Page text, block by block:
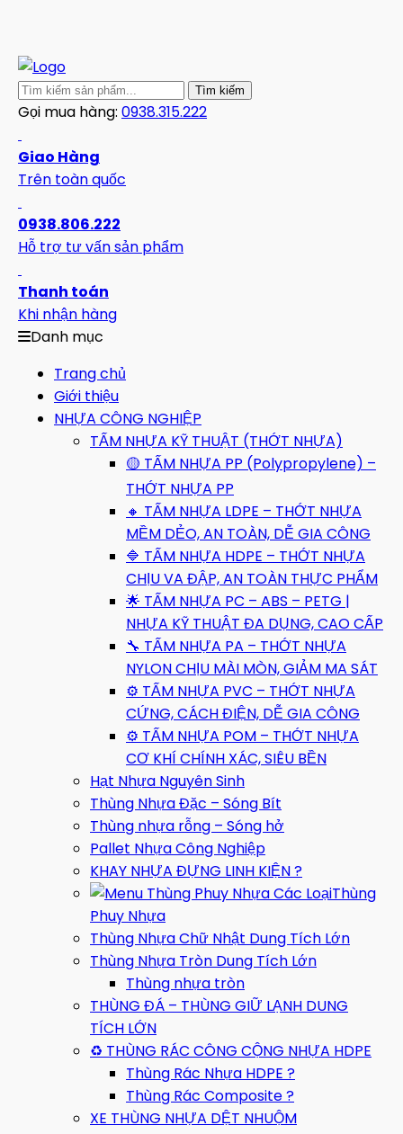
Gọi mua hàng: 0938.315.222
Giao Hàng
Trên toàn quốc
0938.806.222
Hỗ trợ tư vấn sản phẩm
Thanh toán
Khi nhận hàng
Danh mục
Trang chủ
Giới thiệu
NHỰA CÔNG NGHIỆP
TẤM NHỰA KỸ THUẬT (THỚT NHỰA)
🟡 TẤM NHỰA PP (Polypropylene) –
THỚT NHỰA PP
🔸 TẤM NHỰA LDPE – THỚT NHỰA
MỀM DẺO, AN TOÀN, DỄ GIA CÔNG
🔷 TẤM NHỰA HDPE – THỚT NHỰA
CHỊU VA ĐẬP, AN TOÀN THỰC PHẨM
🌟 TẤM NHỰA PC – ABS – PETG |
NHỰA KỸ THUẬT ĐA DỤNG, CAO CẤP
🔧 TẤM NHỰA PA – THỚT NHỰA
NYLON CHỊU MÀI MÒN, GIẢM MA SÁT
⚙️ TẤM NHỰA PVC – THỚT NHỰA
CỨNG, CÁCH ĐIỆN, DỄ GIA CÔNG
⚙️ TẤM NHỰA POM – THỚT NHỰA
CƠ KHÍ CHÍNH XÁC, SIÊU BỀN
Hạt Nhựa Nguyên Sinh
Thùng Nhựa Đặc – Sóng Bít
Thùng nhựa rỗng – Sóng hở
Pallet Nhựa Công Nghiệp
KHAY NHỰA ĐỰNG LINH KIỆN ?
Thùng
Phuy Nhựa
Thùng Nhựa Chữ Nhật Dung Tích Lớn
Thùng Nhựa Tròn Dung Tích Lớn
Thùng nhựa tròn
THÙNG ĐÁ – THÙNG GIỮ LẠNH DUNG
TÍCH LỚN
♻️ THÙNG RÁC CÔNG CỘNG NHỰA HDPE
Thùng Rác Nhựa HDPE ?
Thùng Rác Composite ?
XE THÙNG NHỰA DỆT NHUỘM